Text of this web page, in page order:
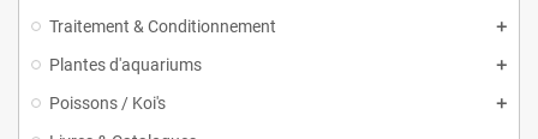
Traitement & Conditionnement
Plantes d'aquariums
Poissons / Koi's